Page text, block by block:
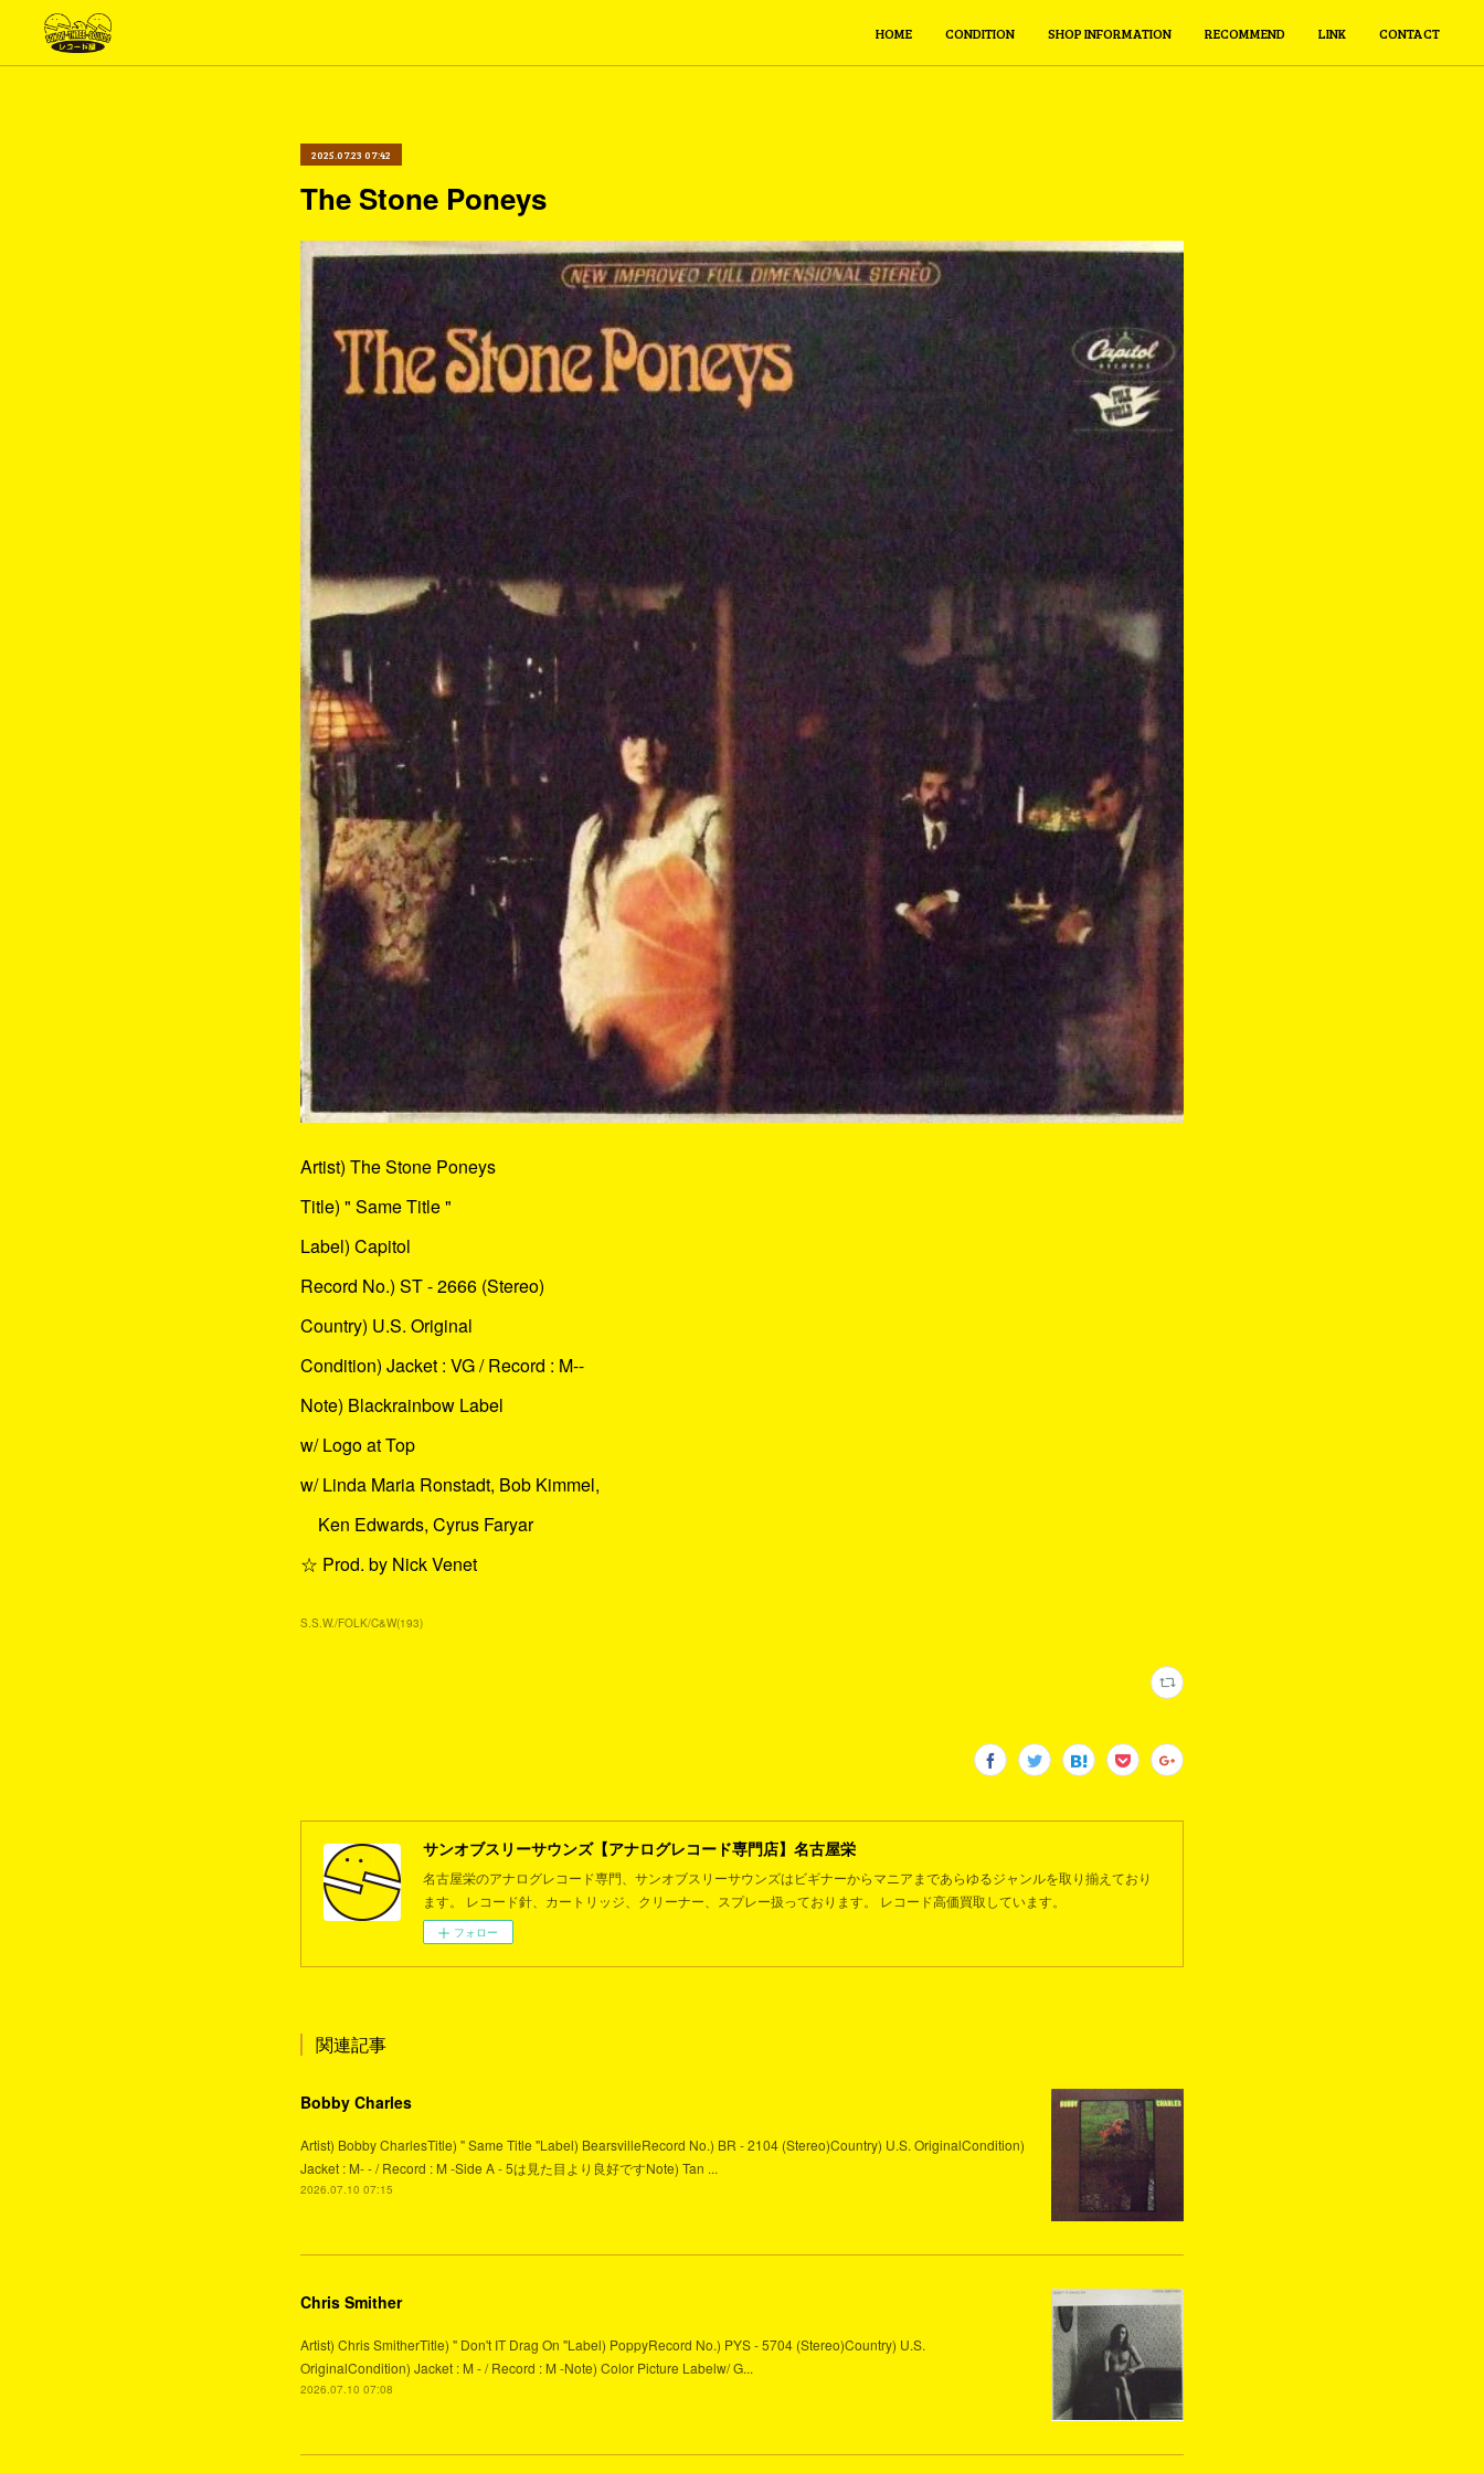
HOME CONDITION SHOP INFORMATION RECOMMEND LINK CONTACT
2025.07.23 07:42
The Stone Poneys
Artist) The Stone Poneys
Title) " Same Title "
Label) Capitol
Record No.) ST - 2666 (Stereo)
Country) U.S. Original
Condition) Jacket : VG / Record : M--
Note) Blackrainbow Label
w/ Logo at Top
w/ Linda Maria Ronstadt, Bob Kimmel,
Ken Edwards, Cyrus Faryar
☆ Prod. by Nick Venet
S.S.W./FOLK/C&W(193)
サンオブスリーサウンズ【アナログレコード専門店】名古屋栄
名古屋栄のアナログレコード専門、サンオブスリーサウンズはビギナーからマニアまであらゆるジャンルを取り揃えており
ます。 レコード針、カートリッジ、クリーナー、スプレー扱っております。 レコード高価買取しています。
フォロー
関連記事
Bobby Charles
Artist) Bobby CharlesTitle) " Same Title "Label) BearsvilleRecord No.) BR - 2104 (Stereo)Country) U.S. OriginalCondition)
Jacket : M- - / Record : M -Side A - 5は見た目より良好ですNote) Tan ...
2026.07.10 07:15
Chris Smither
Artist) Chris SmitherTitle) " Don't IT Drag On "Label) PoppyRecord No.) PYS - 5704 (Stereo)Country) U.S.
OriginalCondition) Jacket : M - / Record : M -Note) Color Picture Labelw/ G...
2026.07.10 07:08